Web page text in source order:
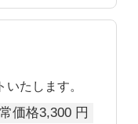
たします。
価格3,300 円